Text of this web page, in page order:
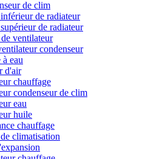
de clim
de radiateur
de radiateur
ventilateur
condenseur
à eau
d'air
chauffage
condenseur de clim
eau
huile
chauffage
climatisation